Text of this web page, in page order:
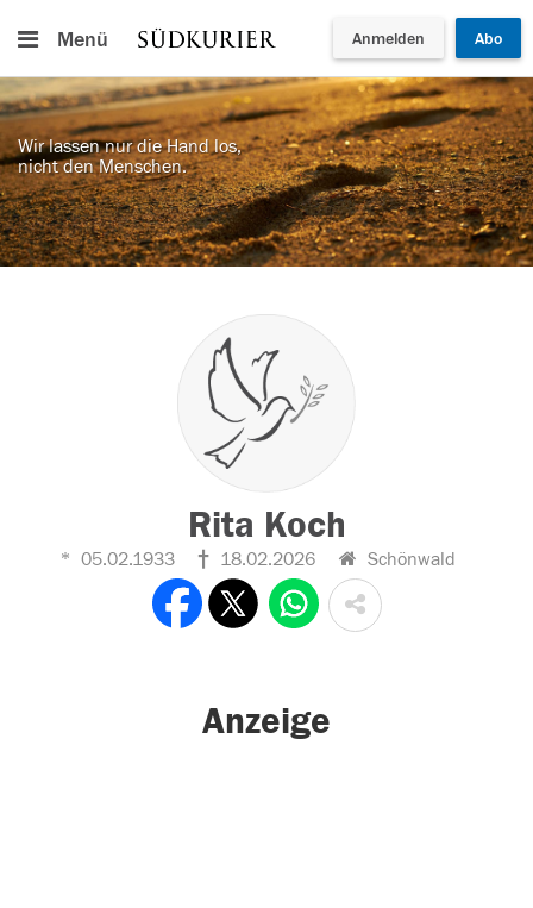
Menü Anmelden Abo
Wir lassen nur die Hand los,
nicht den Menschen.
Rita Koch
05.02.1933 18.02.2026 Schönwald
Anzeige